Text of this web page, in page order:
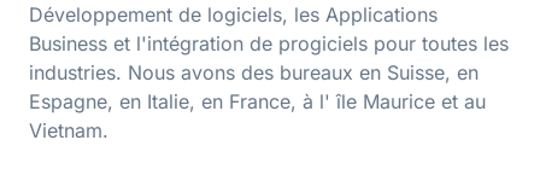
Développement de logiciels, les Applications
Business et l'intégration de progiciels pour toutes les
industries. Nous avons des bureaux en Suisse, en
Espagne, en Italie, en France, à l' île Maurice et au
Vietnam.